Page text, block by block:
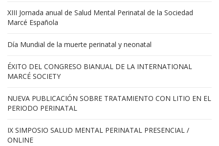
XIII Jornada anual de Salud Mental Perinatal de la Sociedad
Marcé Española
Día Mundial de la muerte perinatal y neonatal
ÉXITO DEL CONGRESO BIANUAL DE LA INTERNATIONAL
MARCÉ SOCIETY
NUEVA PUBLICACIÓN SOBRE TRATAMIENTO CON LITIO EN EL
PERIODO PERINATAL
IX SIMPOSIO SALUD MENTAL PERINATAL PRESENCIAL /
ONLINE